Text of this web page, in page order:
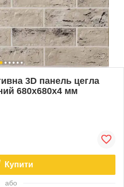
3D панель цегла
680x680x4 мм
Купити
або